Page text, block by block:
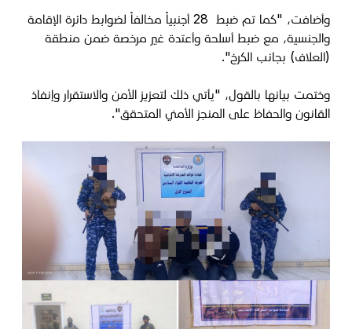
وأضافت، "كما تم ضبط 28 أجنبياً مخالفاً لضوابط دائرة الإقامة
والجنسية، مع ضبط أسلحة وأعتدة غير مرخصة ضمن منطقة
(العلاف) بجانب الكرخ".
وختمت بيانها بالقول، "يأتي ذلك لتعزيز الأمن والاستقرار وإنفاذ
القانون والحفاظ على المنجز الأمني المتحقق".